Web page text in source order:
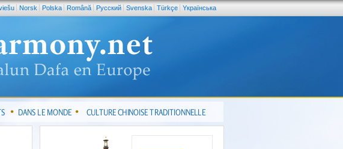
Norsk Polska Română Pусский Svenska Türkçe Yкраїнська
DANS LE MONDE CULTURE CHINOISE TRADITIONNELLE